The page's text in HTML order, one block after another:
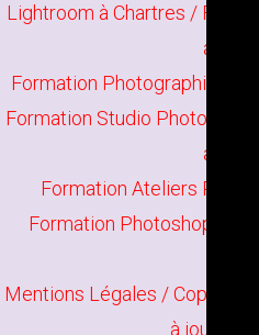
Lightroom à Chartres /
à
Formation Photographie
Formation Studio Photo à
à
Formation Ateliers
Formation Photoshop
Mentions Légales / Copyright
à jour en